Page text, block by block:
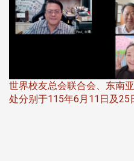
世界校友总会联合会、东南
处分别于115年6月11日及25